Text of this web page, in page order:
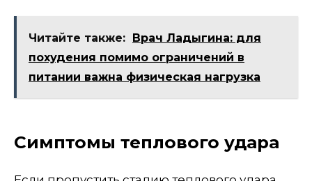
Читайте также:
Врач Ладыгина: для
похудения помимо ограничений в
питании важна физическая нагрузка
Симптомы теплового удара